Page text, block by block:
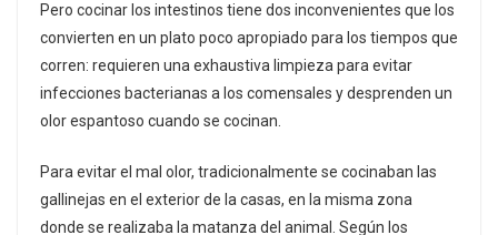
Pero cocinar los intestinos tiene dos inconvenientes que los
convierten en un plato poco apropiado para los tiempos que
corren: requieren una exhaustiva limpieza para evitar
infecciones bacterianas a los comensales y desprenden un
olor espantoso cuando se cocinan.
Para evitar el mal olor, tradicionalmente se cocinaban las
gallinejas en el exterior de la casas, en la misma zona
donde se realizaba la matanza del animal. Según los